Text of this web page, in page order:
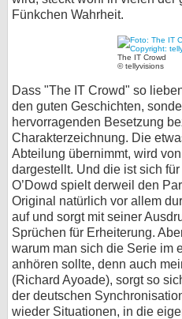
Fünkchen Wahrheit.
The IT Crowd
© tellyvisions
Dass "The IT Crowd" so
den guten Geschichten,
hervorragenden Besetzung
Charakterzeichnung. Die
Abteilung übernimmt, wird
dargestellt. Und die ist sich
O’Dowd spielt derweil den
Original natürlich vor allem
auf und sorgt mit seiner
Sprüchen für Erheiterung.
warum man sich die Serie im
anhören sollte, denn auch
(Richard Ayoade), sorgt so
der deutschen
wieder Situationen, in die